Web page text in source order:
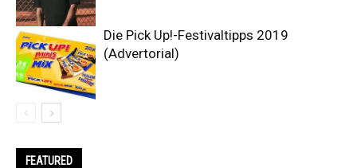
Die Pick Up!-Festivaltipps 2019
(Advertorial)
FEATURED